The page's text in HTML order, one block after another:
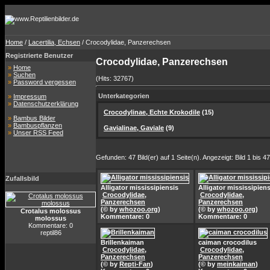
Home / Lacertilia, Echsen / Crocodylidae, Panzerechsen
Registrierte Benutzer
» Home
» Suchen
» Password vergessen
» Impressum
» Datenschutzerklärung
» Bambus Bilder
» Bambuspflanzen
» Unser RSS Feed
Zufallsbild
Crotalus molossus
molossus
Kommentare: 0
reptil86
Crocodylidae, Panzerechsen
(Hits: 32767)
Unterkategorien
Crocodylinae, Echte Krokodile (15)
Gavialinae, Gaviale (9)
Gefunden: 47 Bild(er) auf 1 Seite(n). Angezeigt: Bild 1 bis
Alligator mississipiensis
Crocodylidae,
Panzerechsen
(© by whozoo.org)
Kommentare: 0
Alligator
Crocodylidae,
Panzerechsen
(© by whozoo.org)
Kommentare: 0
Brillenkaiman
Crocodylidae,
Panzerechsen
(© by Repti-Fan)
caiman crocodilus
Crocodylidae,
Panzerechsen
(© by meinkaiman)